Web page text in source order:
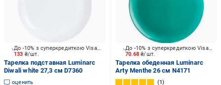
133 ₴/шт.
До -10% з суперкредиткою Visa Вигода
Тарелка подставная Luminarc
Diwali white 27,3 см D7360
оценить
70.68₴/шт.
До -10% з суперкредиткою Visa Вигода
Тарелка обеденная Luminarc
Arty Menthe 26 см N4171
1